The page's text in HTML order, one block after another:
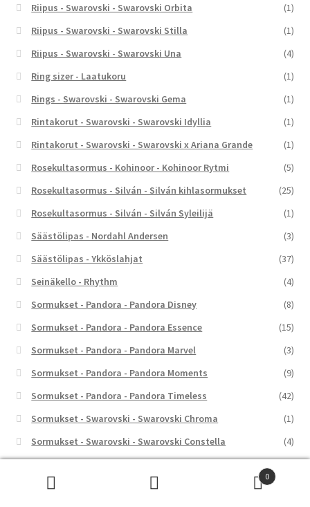
Riipus - Swarovski - Swarovski Orbita
(1)
Riipus - Swarovski - Swarovski Stilla
(1)
Riipus - Swarovski - Swarovski Una
(4)
Ring sizer - Laatukoru
(1)
Rings - Swarovski - Swarovski Gema
(1)
Rintakorut - Swarovski - Swarovski Idyllia
(1)
Rintakorut - Swarovski - Swarovski x Ariana Grande
(1)
Rosekultasormus - Kohinoor - Kohinoor Rytmi
(5)
Rosekultasormus - Silván - Silván kihlasormukset
(25)
Rosekultasormus - Silván - Silván Syleilijä
(1)
Säästölipas - Nordahl Andersen
(3)
Säästölipas - Ykköslahjat
(37)
Seinäkello - Rhythm
(4)
Sormukset - Pandora - Pandora Disney
(8)
Sormukset - Pandora - Pandora Essence
(15)
Sormukset - Pandora - Pandora Marvel
(3)
Sormukset - Pandora - Pandora Moments
(9)
Sormukset - Pandora - Pandora Timeless
(42)
Sormukset - Swarovski - Swarovski Chroma
(1)
Sormukset - Swarovski - Swarovski Constella
(4)
Sormukset - Swarovski - Swarovski Gema
0